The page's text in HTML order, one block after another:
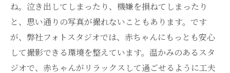
ね。泣き出してしまったり、機嫌を損ねてしまったり
と、思い通りの写真が撮れないこともあります。です
が、弊社フォトスタジオでは、赤ちゃんにもっとも安心
して撮影できる環境を整えています。温かみのあるスタ
ジオで、赤ちゃんがリラックスして過ごせるように工夫